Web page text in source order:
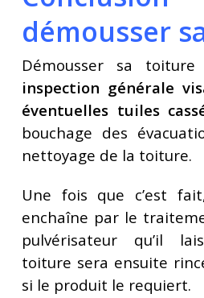
démousser
Démousser sa
inspection générale
éventuelles tuiles
bouchage des
nettoyage de la toiture.
Une fois que c’est
enchaîne par le
pulvérisateur qu’il
toiture sera ensuite
si le produit le requiert.